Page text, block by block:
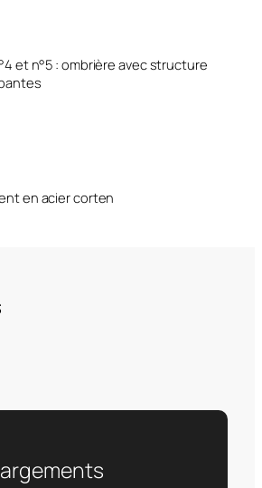
et n°5 : ombrière avec structure
en acier corten